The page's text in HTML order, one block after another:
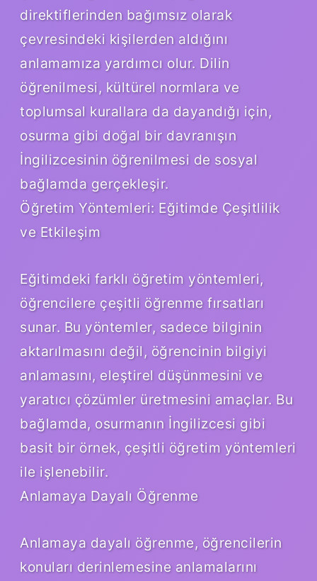
direktiflerinden bağımsız olarak
çevresindeki kişilerden aldığını
anlamamıza yardımcı olur. Dilin
öğrenilmesi, kültürel normlara ve
toplumsal kurallara da dayandığı için,
osurma gibi doğal bir davranışın
İngilizcesinin öğrenilmesi de sosyal
bağlamda gerçekleşir.
Öğretim Yöntemleri: Eğitimde Çeşitlilik
ve Etkileşim
Eğitimdeki farklı öğretim yöntemleri,
öğrencilere çeşitli öğrenme fırsatları
sunar. Bu yöntemler, sadece bilginin
aktarılmasını değil, öğrencinin bilgiyi
anlamasını, eleştirel düşünmesini ve
yaratıcı çözümler üretmesini amaçlar. Bu
bağlamda, osurmanın İngilizcesi gibi
basit bir örnek, çeşitli öğretim yöntemleri
ile işlenebilir.
Anlamaya Dayalı Öğrenme
Anlamaya dayalı öğrenme, öğrencilerin
konuları derinlemesine anlamalarını